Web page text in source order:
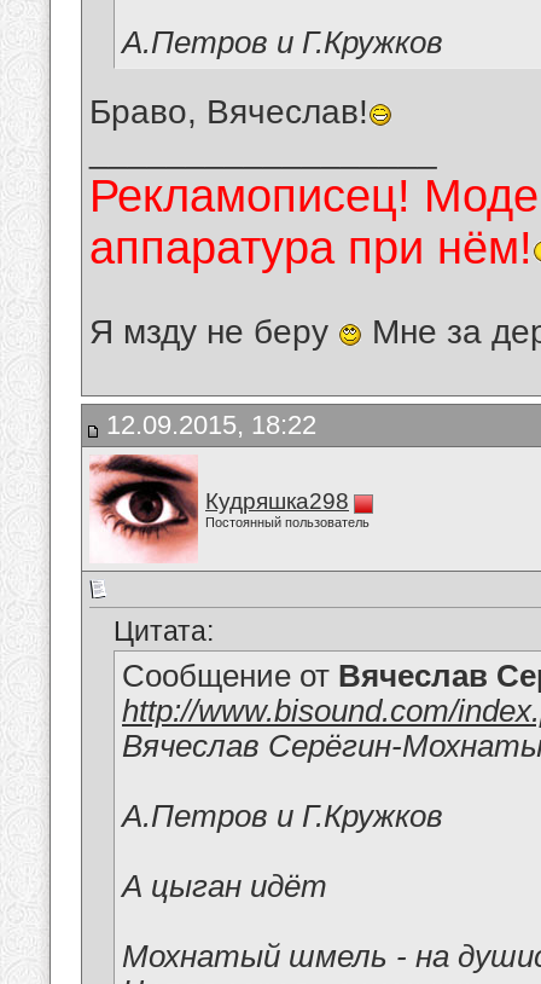
А.Петров и Г.Кружков
Браво, Вячеслав!
Рекламописец!
аппаратура при нём!
Я мзду не беру Мне за
12.09.2015, 18:22
Кудряшка298
Постоянный пользователь
Цитата:
Сообщение от Вячеслав
http://www.bisound.com/
Вячеслав Серёгин-
А.Петров и Г.Кружков
А цыган идёт
Мохнатый шмель - на